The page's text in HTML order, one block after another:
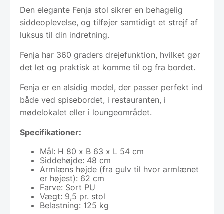
Den elegante Fenja stol sikrer en behagelig
siddeoplevelse, og tilføjer samtidigt et strejf af
luksus til din indretning.
Fenja har 360 graders drejefunktion, hvilket gør
det let og praktisk at komme til og fra bordet.
Fenja er en alsidig model, der passer perfekt ind
både ved spisebordet, i restauranten, i
mødelokalet eller i loungeområdet.
Specifikationer:
Mål: H 80 x B 63 x L 54 cm
Siddehøjde: 48 cm
Armlæns højde (fra gulv til hvor armlænet
er højest): 62 cm
Farve: Sort PU
Vægt: 9,5 pr. stol
Belastning: 125 kg